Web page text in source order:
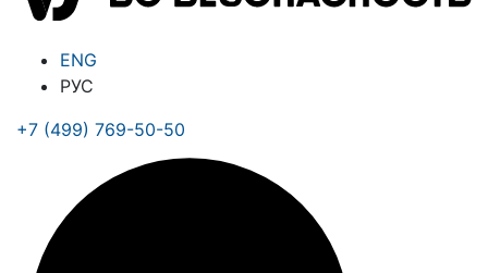
ENG
РУС
+7 (499) 769-50-50